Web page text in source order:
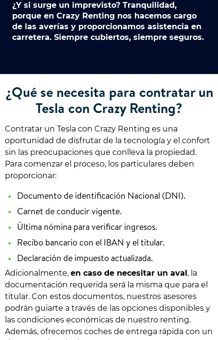
¿Y si surge un imprevisto? Tranquilidad,
porque en Crazy Renting nos hacemos cargo
de las averías y proporcionamos asistencia en
carretera. Siempre cubiertos, siempre seguros.
¿Qué se necesita para contratar un
Tesla con Crazy Renting?
Contratar un Tesla con Crazy Renting es una
oportunidad de disfrutar de la tecnología y el confort
sin las preocupaciones que conlleva la propiedad.
Para comenzar el proceso, los particulares deben
proporcionar:
Documento de identificación Nacional (DNI).
Carnet de conducir vigente.
Última nómina para verificar ingresos.
Recibo bancario con el IBAN y el titular.
Declaración de impuesto actualizada.
Adicionalmente, en caso de necesitar un aval, la
documentación requerida será la misma que para el
titular. Con estos documentos, nuestros asesores
podrán guiarte a través de las opciones disponibles y
las condiciones económicas de nuestro renting.
Además, ofrecemos coches de entrega rápida con un